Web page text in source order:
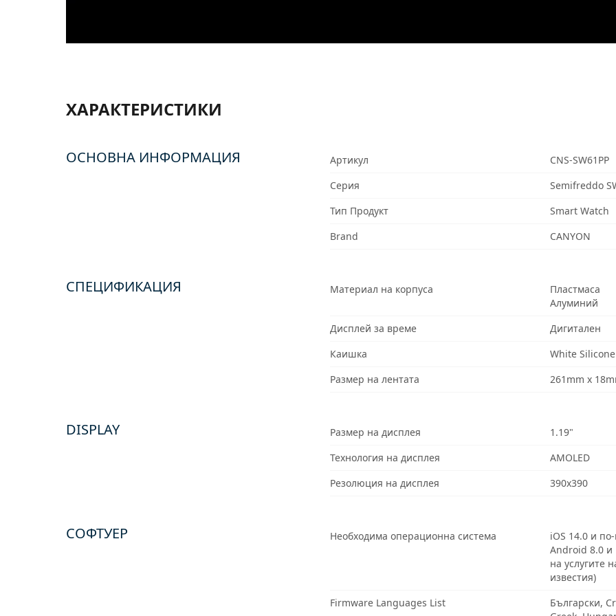
ХАРАКТЕРИСТИКИ
ОСНОВНА ИНФОРМАЦИЯ Артикул
CNS-SW61PP
Серия
Semifreddo
Тип Продукт
Smart Watch
Brand
CANYON
СПЕЦИФИКАЦИЯ Материал на корпуса
Пластмаса
Алуминий
Дисплей за време
Дигитален
Каишка
White
Размер на лентата
261mm x
DISPLAY Размер на дисплея
1.19"
Технология на дисплея
AMOLED
Резолюция на дисплея
390x390
СОФТУЕР Необходима операционна система
iOS 14.0 и
Android 8.0 и
на услугите
известия)
Firmware Languages List
Български,